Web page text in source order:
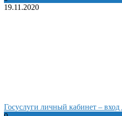
19.11.2020
Госуслуги личный кабинет –